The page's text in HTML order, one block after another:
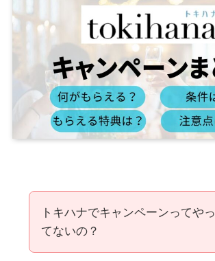
トキハナでキャンペーンってやっ
てないの？